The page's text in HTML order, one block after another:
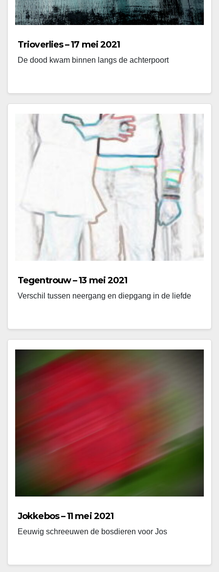
Trioverlies – 17 mei 2021
De dood kwam binnen langs de achterpoort
Tegentrouw – 13 mei 2021
Verschil tussen neergang en diepgang in de liefde
Jokkebos – 11 mei 2021
Eeuwig schreeuwen de bosdieren voor Jos